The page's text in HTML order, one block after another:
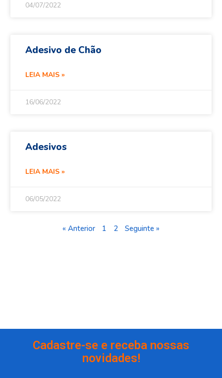
04/07/2022
Adesivo de Chão
LEIA MAIS »
16/06/2022
Adesivos
LEIA MAIS »
06/05/2022
« Anterior 1 2 Seguinte »
Cadastre-se e receba nossas
novidades!